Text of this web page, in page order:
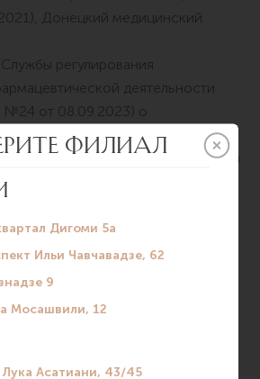
Донецкий медицинский
регулирования
деятельности
№24 от 08.09.2023) о
права на независимую врачебную
специальности «Общая хирургия» и
«Хирургическая онкология».
врач.
Американский медицинский
маммолог.
время — клиника Silk Medical,